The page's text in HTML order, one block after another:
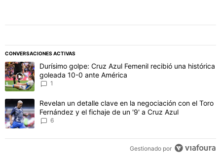
CONVERSACIONES ACTIVAS
Este listado muestra los artículos con más comentarios en los
Un artículo de tendencia con el título "Durísimo golpe: Cruz Azul
Durísimo golpe: Cruz Azul Femenil recibió una histórica
goleada 10-0 ante América
1
Un artículo de tendencia con el título "Revelan un detalle clave
Revelan un detalle clave en la negociación con el Toro
Fernández y el fichaje de un '9' a Cruz Azul
6
Gestionado por